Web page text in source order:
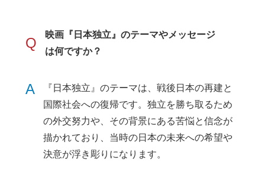
Q
映画『日本独立』のテーマやメッセージ
は何ですか？
A
『日本独立』のテーマは、戦後日本の再建と
国際社会への復帰です。独立を勝ち取るため
の外交努力や、その背景にある苦悩と信念が
描かれており、当時の日本の未来への希望や
決意が浮き彫りになります。